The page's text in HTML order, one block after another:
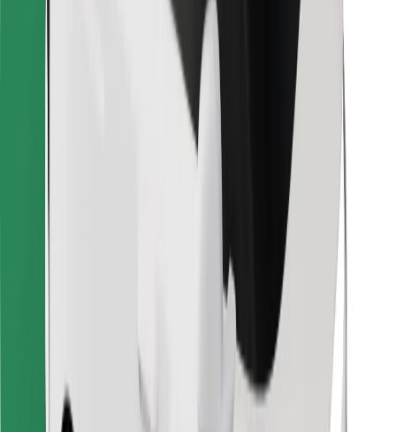
Πάρε ταξί μέσα σε λίγα λεπτά!
Κατέβασε την εφαρμογή Bolt
Βρείτε το αγαπημένο σας φαγητό!
Κατεβάστε την εφαρμογή Bolt Food